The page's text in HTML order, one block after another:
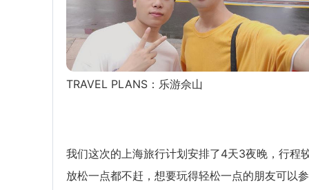
TRAVEL PLANS：乐游佘山
我们这次的上海旅行计划安排了4天3夜晚，行程
放松一点都不赶，想要玩得轻松一点的朋友可以